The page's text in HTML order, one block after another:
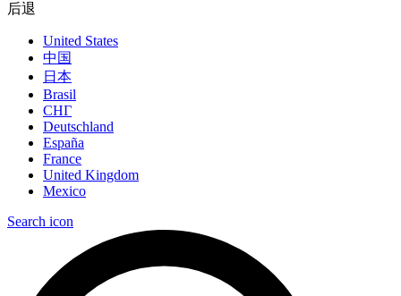
后退
United States
中国
日本
Brasil
СНГ
Deutschland
España
France
United Kingdom
Mexico
Search icon